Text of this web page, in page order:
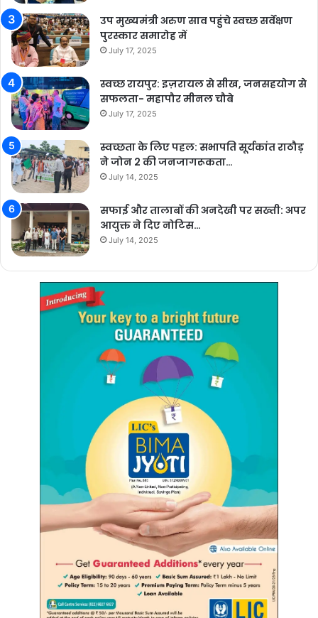
उप मुख्यमंत्री अरुण साव पहुंचे स्वच्छ सर्वेक्षण
पुरस्कार समारोह में
July 17, 2025
स्वच्छ रायपुर: इज़रायल से सीख, जनसहयोग से
सफलता- महापौर मीनल चौबे
July 17, 2025
स्वच्छता के लिए पहल: सभापति सूर्यकांत राठौड़
ने जोन 2 की जनजागरूकता…
July 14, 2025
सफाई और तालाबों की अनदेखी पर सख्ती: अपर
आयुक्त ने दिए नोटिस…
July 14, 2025